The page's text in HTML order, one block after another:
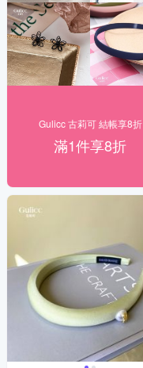
Gulicc 古莉可 結帳享8折
滿1件享8折